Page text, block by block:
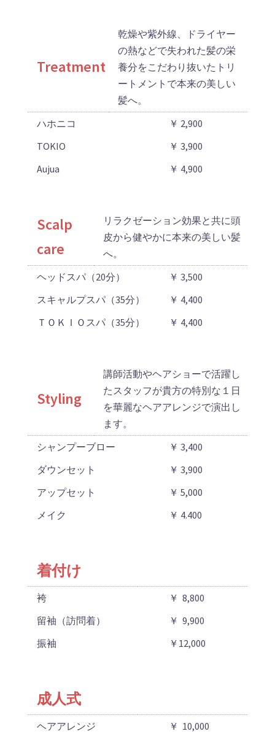
Treatment
乾燥や紫外線、ドライヤー
の熱などで失われた髪の栄
養分をこだわり抜いたトリ
ートメントで本来の美しい
髪へ。
ハホニコ
￥ 2,900
TOKIO
￥ 3,900
Aujua
￥ 4,900
Scalp
care
リラクゼーション効果と共に頭
皮から健やかに本来の美しい髪
へ。
ヘッドスパ（20分）
￥ 3,500
スキャルプスパ（35分）
￥ 4,400
ＴＯＫＩＯスパ（35分）
￥ 4,400
Styling
講師活動やヘアショーで活躍し
たスタッフが貴方の特別な１日
を華麗なヘアアレンジで演出し
ます。
シャンプーブロー
￥ 3,400
ダウンセット
￥ 3,900
アップセット
￥ 5,000
メイク
￥ 4.400
着付け
袴
￥ 8,800
留袖（訪問着）
￥ 9,900
振袖
￥12,000
成人式
ヘアアレンジ
￥ 10,000